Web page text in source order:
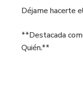
Déjame hacerte
**Destacada
Quién.**